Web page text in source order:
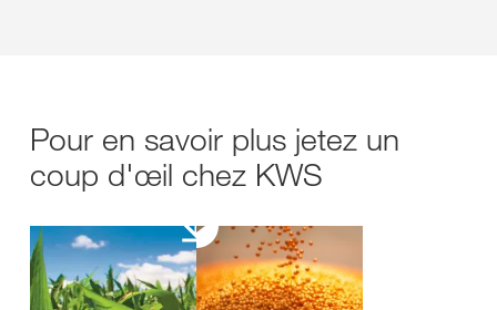
Pour en savoir plus jetez un
coup d'œil chez KWS